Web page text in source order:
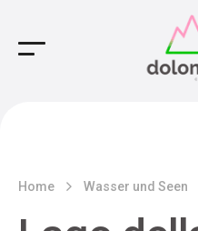
Main Navigation
Home Wasser und Seen